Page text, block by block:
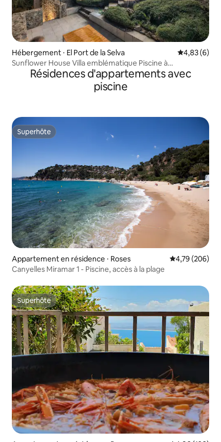
Hébergement ⋅ El Port de la Selva Évaluation
4,83 (6)
Sunflower House Villa emblématique Piscine à
débordement
Résidences d'appartements avec
piscine
Superhôte
Superhôte
Appartement en résidence ⋅ Roses Évaluation
4,79 (206)
Canyelles Miramar 1 - Piscine, accès à la plage
Superhôte
Superhôte